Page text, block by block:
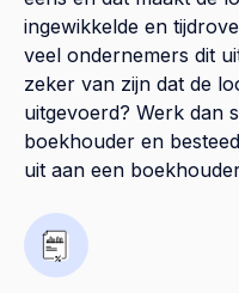
ingewikkelde en
veel ondernemers dit
zeker van zijn dat de
uitgevoerd? Werk dan
boekhouder en
uit aan een